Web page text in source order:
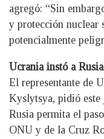
agregó: “Sin
y protección nuclear
potencialmente
Ucrania instó a
El representante de
Kyslytsya, pidió este
Rusia permita el
ONU y de la Cruz